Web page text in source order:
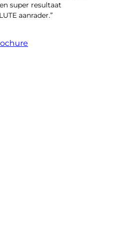
super resultaat
aanrader.”